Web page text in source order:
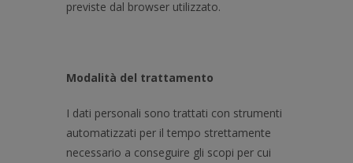
previste dal browser utilizzato.
Modalità del trattamento
I dati personali sono trattati con strumenti
automatizzati per il tempo strettamente
necessario a conseguire gli scopi per cui